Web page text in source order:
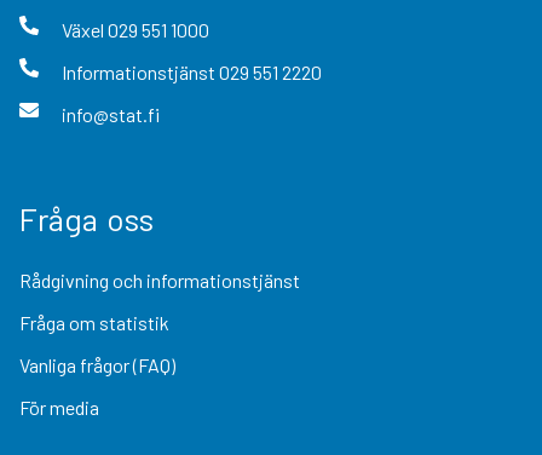
Växel 029 551 1000
Informationstjänst 029 551 2220
info@stat.fi
Fråga oss
Rådgivning och informationstjänst
Fråga om statistik
Vanliga frågor (FAQ)
För media